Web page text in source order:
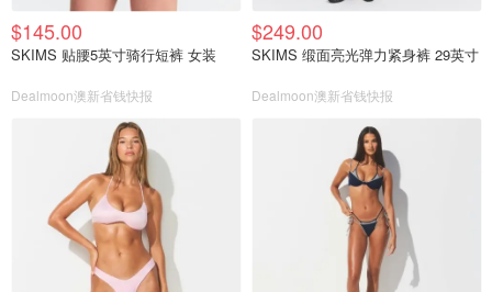
$145.00
SKIMS 贴腰5英寸骑行短裤 女装
Dealmoon澳新省钱快报
$249.00
SKIMS 缎面亮光弹力紧身裤 29英寸
Dealmoon澳新省钱快报